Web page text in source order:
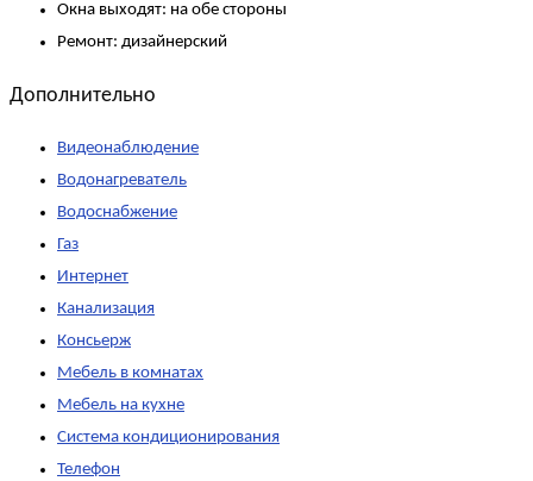
Окна выходят: на обе стороны
Ремонт: дизайнерский
Дополнительно
Видеонаблюдение
Водонагреватель
Водоснабжение
Газ
Интернет
Канализация
Консьерж
Мебель в комнатах
Мебель на кухне
Система кондиционирования
Телефон